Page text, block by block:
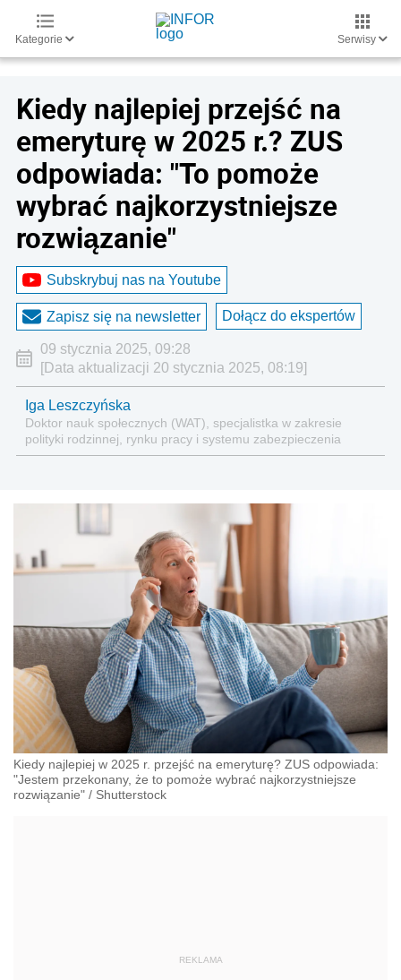
Kategorie Serwisy
Kiedy najlepiej przejść na
emeryturę w 2025 r.? ZUS
odpowiada: "To pomoże
wybrać najkorzystniejsze
rozwiązanie"
Subskrybuj nas na Youtube
Zapisz się na newsletter Dołącz do ekspertów
09 stycznia 2025, 09:28
[Data aktualizacji 20 stycznia 2025, 08:19]
Iga Leszczyńska
Doktor nauk społecznych (WAT), specjalistka w zakresie
polityki rodzinnej, rynku pracy i systemu zabezpieczenia
społecznego.
Kiedy najlepiej w 2025 r. przejść na emeryturę? ZUS odpowiada:
"Jestem przekonany, że to pomoże wybrać najkorzystniejsze
rozwiązanie" / Shutterstock